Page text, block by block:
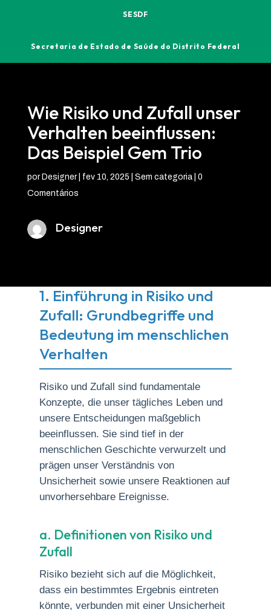
SESDF
Secretaria de Estado de Saúde do Distrito Federal
Wie Risiko und Zufall unser
Verhalten beeinflussen:
Das Beispiel Gem Trio
por Designer| fev 10, 2025 | Sem categoria | 0
Comentários
Designer
1. Einführung in Risiko und
Zufall: Grundbegriffe und
Bedeutung im menschlichen
Verhalten
Risiko und Zufall sind fundamentale
Konzepte, die unser tägliches Leben und
unsere Entscheidungen maßgeblich
beeinflussen. Sie sind tief in der
menschlichen Geschichte verwurzelt und
prägen unser Verständnis von
Unsicherheit sowie unsere Reaktionen auf
unvorhersehbare Ereignisse.
a. Definitionen von Risiko und
Zufall
Risiko bezieht sich auf die Möglichkeit,
dass ein bestimmtes Ergebnis eintreten
könnte, verbunden mit einer Unsicherheit